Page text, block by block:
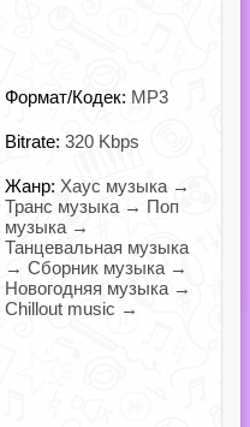
Формат/Кодек: MP3
Bitrate: 320 Kbps
Жанр: Хаус музыка →
Транс музыка → Поп
музыка →
Танцевальная музыка
→ Сборник музыка →
Новогодняя музыка →
Chillout music →